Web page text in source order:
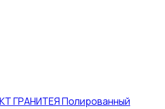
ГРАНИТЕЯ Полированный